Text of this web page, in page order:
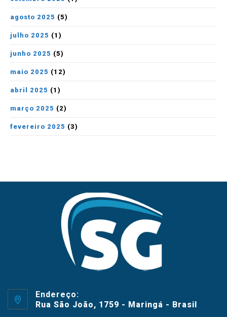
agosto 2025 (5)
julho 2025 (1)
junho 2025 (5)
maio 2025 (12)
abril 2025 (1)
março 2025 (2)
fevereiro 2025 (3)
Endereço:
Rua São João, 1759 - Maringá - Brasil